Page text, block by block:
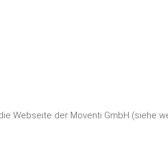
Webseite der Moventi GmbH (siehe